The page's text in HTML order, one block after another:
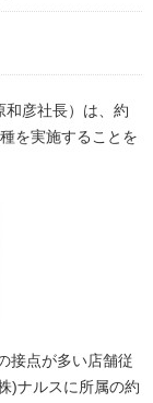
和彦社長）は、約
を実施することを
接点が多い店舗従
)ナルスに所属の約